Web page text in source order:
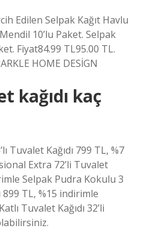
Edilen Selpak Kağıt Havlu
10’lu Paket. Selpak
Fiyat84.99 TL95.00 TL.
HOME DESİGN
kağıdı kaç
Tuvalet Kağıdı 799 TL, %7
Extra 72’li Tuvalet
Selpak Pudra Kokulu 3
899 TL, %15 indirimle
Tuvalet Kağıdı 32’li